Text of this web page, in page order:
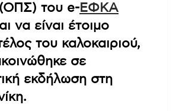
του e- ΕΦΚΑ
να είναι έτοιμο
του καλοκαιριού,
σε
εκδήλωση στη